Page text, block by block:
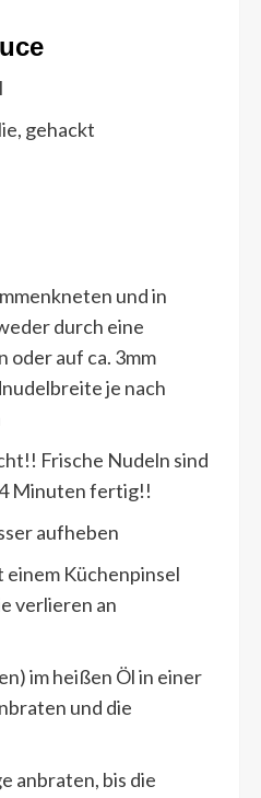
gehackt
und in
durch eine
oder auf ca. 3mm
je nach
Frische Nudeln sind
Minuten fertig!!
aufheben
Küchenpinsel
verlieren an
im heißen Öl in einer
und die
anbraten, bis die